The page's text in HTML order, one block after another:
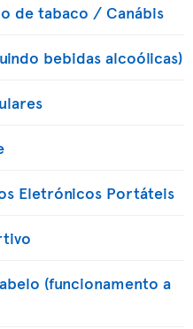
de tabaco / Canábis
bebidas alcoólicas)
Eletrónicos Portáteis
(funcionamento a